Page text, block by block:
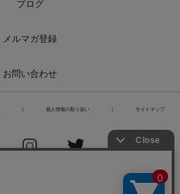
ブログ
メルマガ登録
お問い合わせ
個人情報の取り扱い サイトマップ